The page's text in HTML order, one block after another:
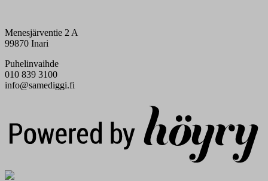
Menesjärventie 2 A
99870 Inari
Puhelinvaihde
010 839 3100
info@samediggi.fi